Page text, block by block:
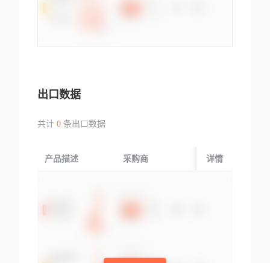
出口数据
共计 0条出口数据
产品描述 采购商 起运国/地区
详情